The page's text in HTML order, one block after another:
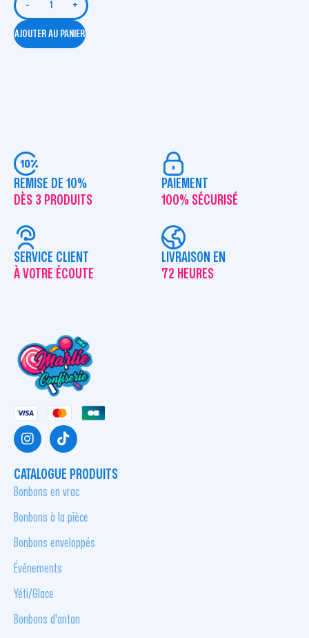
- +
AJOUTER AU PANIER
REMISE DE 10%
DÈS 3 PRODUITS
PAIEMENT
100% SÉCURISÉ
SERVICE CLIENT
À VOTRE ÉCOUTE
LIVRAISON EN
72 HEURES
CATALOGUE PRODUITS
Bonbons en vrac
Bonbons à la pièce
Bonbons enveloppés
Événements
Yéti/Glace
Bonbons d'antan